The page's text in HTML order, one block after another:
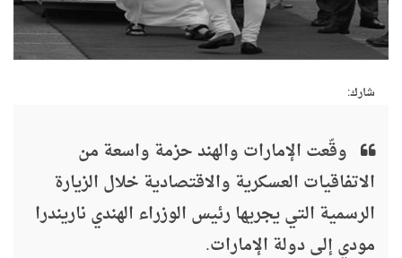
شارك:
وقّعت الإمارات والهند حزمة واسعة من
الاتفاقيات العسكرية والاقتصادية خلال الزيارة
الرسمية التي يجريها رئيس الوزراء الهندي ناريندرا
مودي إلى دولة الإمارات.